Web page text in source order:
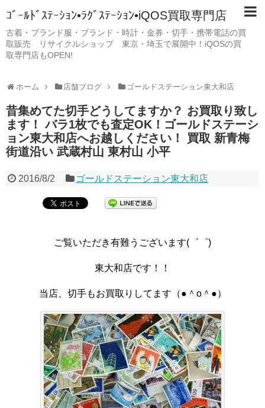
ｺﾞｰﾙﾄﾞｽﾃｰｼｮﾝ•ﾗｸﾞｽﾃｰｼｮﾝ•iQOS買取専門店
古着・ブランド服・ブランド・時計・金券・切手・携帯電話の買
取販売 リサイクルショップ 東京・埼玉で展開中！iQOSの買
取専門店もOPEN!
ホーム 店舗ブログ ゴールドステーション東大和店
昔集めてた切手どうしてますか？ お買取り致し
ます！ バラ1枚でも査定OK！ゴールドステーシ
ョン東大和店へお越しください！ 買取 新青梅
街道沿い 武蔵村山 東村山 小平
2016/8/2 ゴールドステーション東大和店
ご覧いただき有難うございます(゜゜)
東大和店です！！
当店、切手もお買取りしてます（●＾o＾●）